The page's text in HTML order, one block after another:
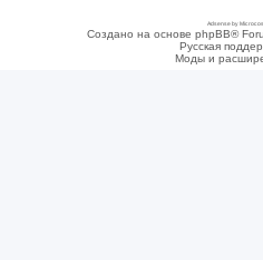
Adsense by
Создано на основе phpBB®
Русская
Моды и